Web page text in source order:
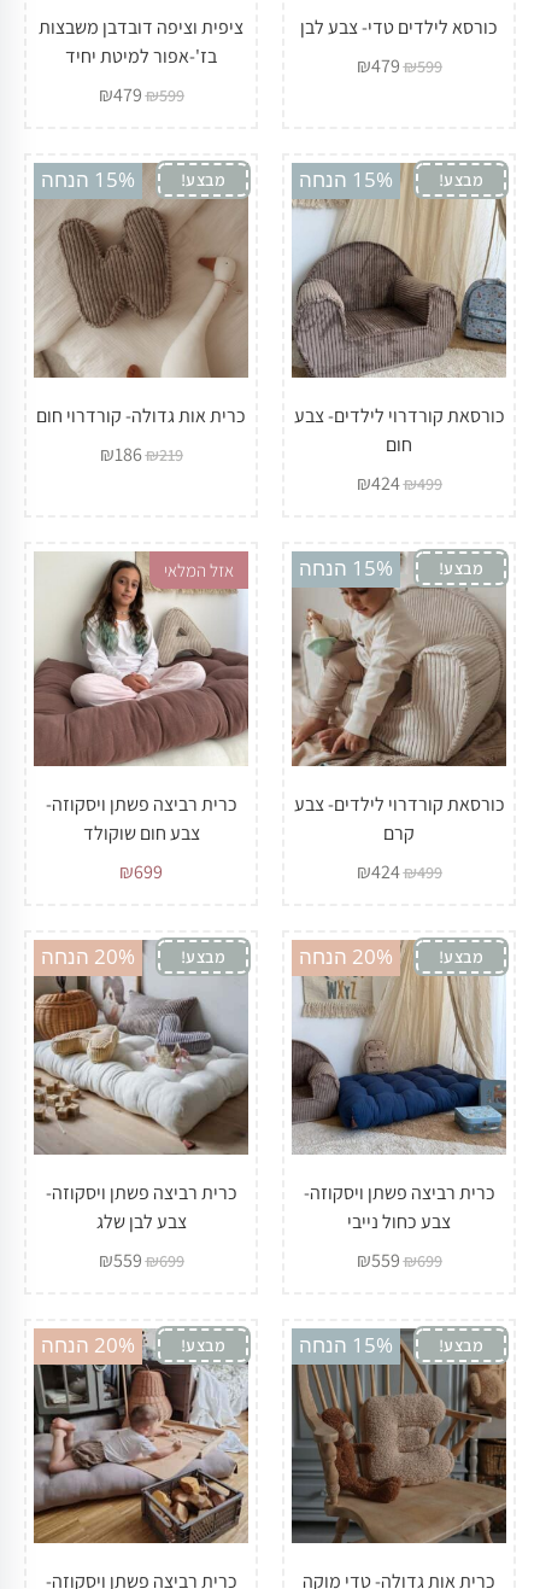
כורסא לילדים טדי- צבע לבן
₪599
₪479
ציפית וציפה דובדבן משבצות
בז'-אפור למיטת יחיד
₪599
₪479
15% הנחה מבצע!
כורסאת קורדרוי לילדים- צבע
חום
₪499
₪424
15% הנחה מבצע!
כרית אות גדולה- קורדרוי חום
₪219
₪186
15% הנחה מבצע!
כורסאת קורדרוי לילדים- צבע
קרם
₪499
₪424
אזל המלאי
כרית רביצה פשתן ויסקוזה-
צבע חום שוקולד
₪699
20% הנחה מבצע!
כרית רביצה פשתן ויסקוזה-
צבע כחול נייבי
₪699
₪559
20% הנחה מבצע!
כרית רביצה פשתן ויסקוזה-
צבע לבן שלג
₪699
₪559
15% הנחה מבצע!
כרית אות גדולה- טדי מוקה
20% הנחה מבצע!
כרית רביצה פשתן ויסקוזה-